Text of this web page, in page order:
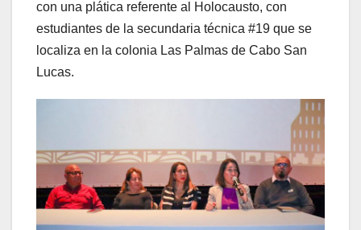
con una plática referente al Holocausto, con
estudiantes de la secundaria técnica #19 que se
localiza en la colonia Las Palmas de Cabo San
Lucas.